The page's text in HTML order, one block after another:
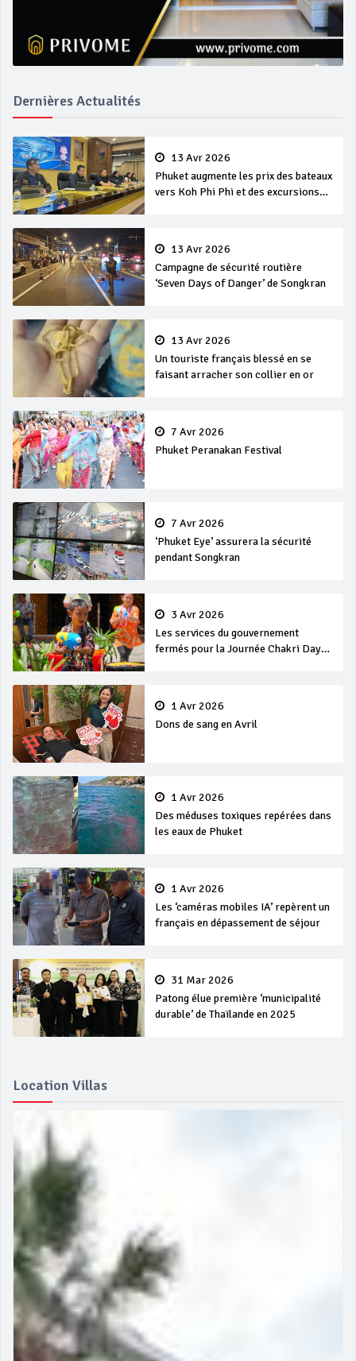
Dernières Actualités
13 Avr 2026
Phuket augmente les prix des bateaux
vers Koh Phi Phi et des excursions
13 Avr 2026
Campagne de sécurité routière
‘Seven Days of Danger’ de Songkran
13 Avr 2026
Un touriste français blessé en se
faisant arracher son collier en or
7 Avr 2026
Phuket Peranakan Festival
7 Avr 2026
‘Phuket Eye’ assurera la sécurité
pendant Songkran
3 Avr 2026
Les services du gouvernement
fermés pour la Journée Chakri Day
1 Avr 2026
Dons de sang en Avril
1 Avr 2026
Des méduses toxiques repérées dans
les eaux de Phuket
1 Avr 2026
Les ‘caméras mobiles IA’ repèrent un
français en dépassement de séjour
31 Mar 2026
Patong élue première ‘municipalité
durable’ de Thaïlande en 2025
Location Villas